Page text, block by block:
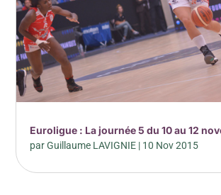
Euroligue : La journée 5 du 10 au 12
parGuillaume LAVIGNIE | 10 Nov 2015